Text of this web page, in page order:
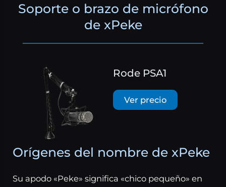
Soporte o brazo de micrófono
de xPeke
Rode PSA1
Ver precio
Orígenes del nombre de xPeke
Su apodo «Peke» significa «chico pequeño» en